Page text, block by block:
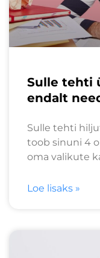
Sulle tehti
endalt
Sulle tehti
toob sinuni 4
oma valikute
Loe lisaks »